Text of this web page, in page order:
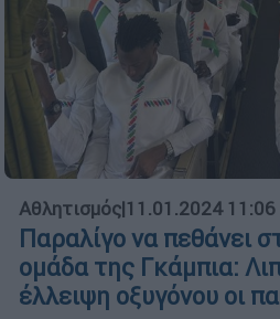
Αθλητισμός|11.01.2024 11:06
Παραλίγο να πεθάνει
ομάδα της Γκάμπια:
έλλειψη οξυγόνου οι